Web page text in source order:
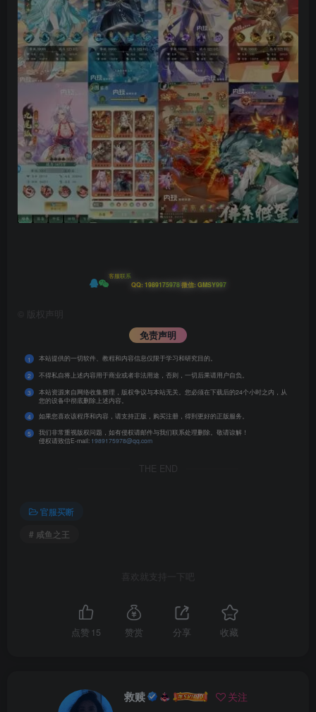
客服联系
QQ: 1989175978微信: GMSY997
版权声明
免责声明
1 本站提供的一切软件、教程和内容信息仅限于学习和研究目的。
2 不得私自将上述内容用于商业或者非法用途，否则，一切后果请用户自负。
3
本站资源来自网络收集整理，版权争议与本站无关。您必须在下载后的24个小时之内，从
您的设备中彻底删除上述内容。
4
如果您喜欢该程序和内容，请支持正版，购买注册，得到更好的正版服务。
5
我们非常重视版权问题，如有侵权请邮件与我们联系处理删除。敬请谅解！
侵权请致信E-mail: 1989175978@qq.com
THE END
官服买断
# 咸鱼之王
喜欢就支持一下吧
点赞 15 赞赏 分享 收藏
救赎 关注